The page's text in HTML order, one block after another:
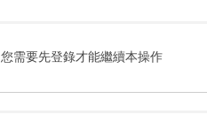
您需要先登錄才能繼續本操作